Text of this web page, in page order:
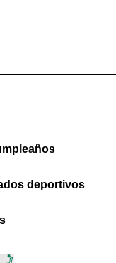
deportivos